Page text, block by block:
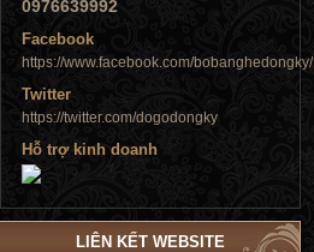
Tủ đứng
0976639992
Facebook
https://www.facebook.com/bobanghedongky/
Twitter
https://twitter.com/dogodongky
Hỗ trợ kinh doanh
LIÊN KẾT WEBSITE